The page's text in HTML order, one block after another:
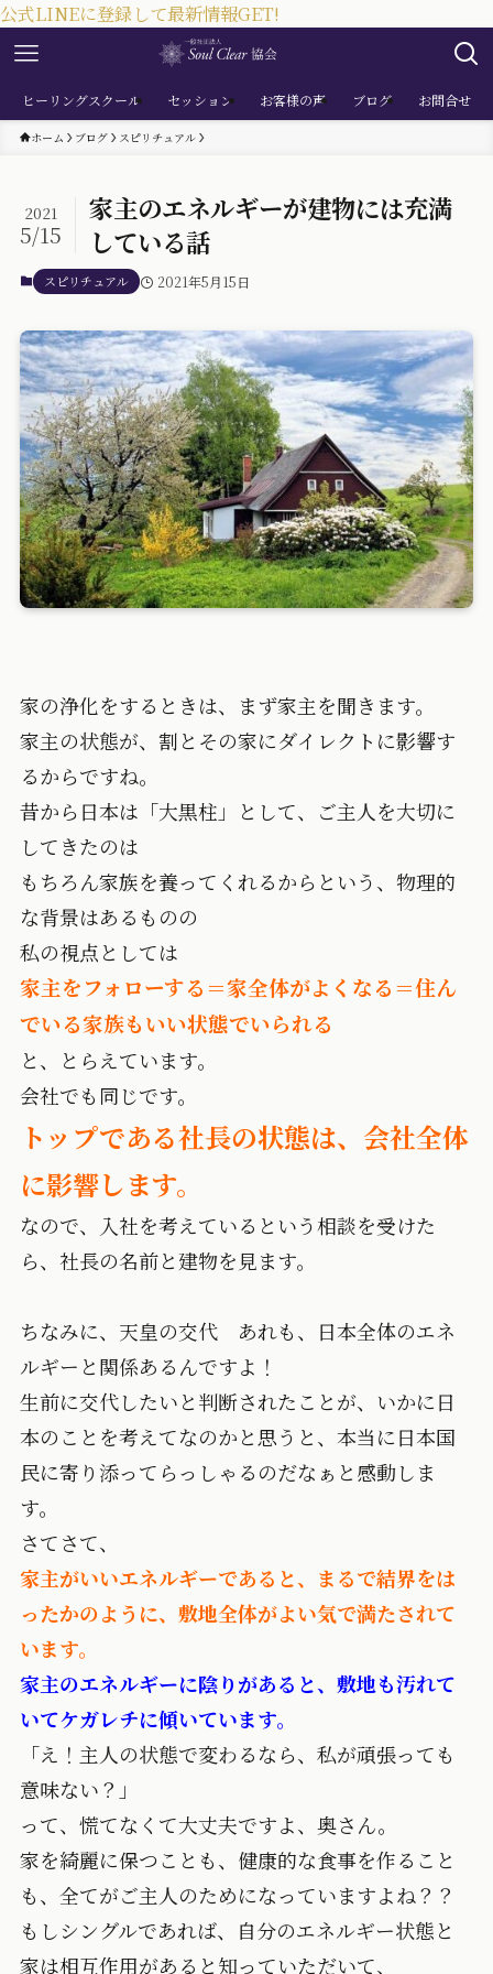
公式LINEに登録して最新情報GET!
ヒーリングスクール セッション お客様の声 ブログ お問合せ
ホーム ブログ スピリチュアル
家主のエネルギーが建物には充満
している話
2021
5/15
スピリチュアル 2021年5月15日
家の浄化をするときは、まず家主を聞きます。
家主の状態が、割とその家にダイレクトに影響す
るからですね。
昔から日本は「大黒柱」として、ご主人を大切に
してきたのは
もちろん家族を養ってくれるからという、物理的
な背景はあるものの
私の視点としては
家主をフォローする＝家全体がよくなる＝住ん
でいる家族もいい状態でいられる
と、とらえています。
会社でも同じです。
トップである社長の状態は、会社全体
に影響します。
なので、入社を考えているという相談を受けた
ら、社長の名前と建物を見ます。
ちなみに、天皇の交代 あれも、日本全体のエネ
ルギーと関係あるんですよ！
生前に交代したいと判断されたことが、いかに日
本のことを考えてなのかと思うと、本当に日本国
民に寄り添ってらっしゃるのだなぁと感動しま
す。
さてさて、
家主がいいエネルギーであると、まるで結界をは
ったかのように、敷地全体がよい気で満たされて
います。
家主のエネルギーに陰りがあると、敷地も汚れて
いてケガレチに傾いています。
「え！主人の状態で変わるなら、私が頑張っても
意味ない？」
って、慌てなくて大丈夫ですよ、奥さん。
家を綺麗に保つことも、健康的な食事を作ること
も、全てがご主人のためになっていますよね？？
もしシングルであれば、自分のエネルギー状態と
家は相互作用があると知っていただいて、